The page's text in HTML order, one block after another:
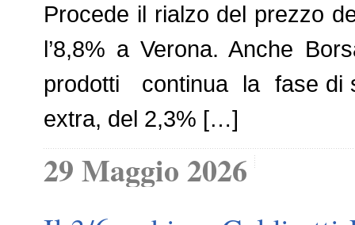
Procede il rialzo del prezzo
l’8,8% a Verona. Anche
prodotti continua la fase di
extra, del 2,3% […]
29 Maggio 2026